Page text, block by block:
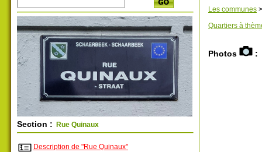
Section : Rue Quinaux
Description de "Rue Quinaux"
Les communes >
Quartiers à
Photos :